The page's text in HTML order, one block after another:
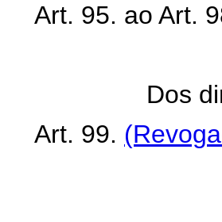
Art. 95. ao Art.
Dos
Art. 99.